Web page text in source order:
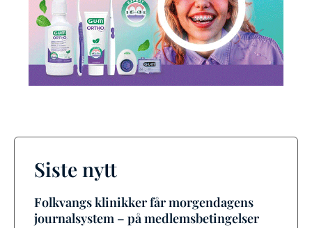
Siste nytt
Folkvangs klinikker får morgendagens
journalsystem – på medlemsbetingelser